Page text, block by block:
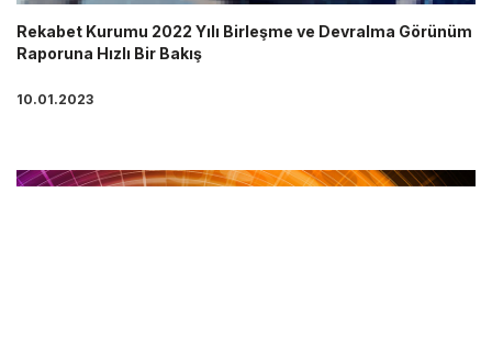
Rekabet Kurumu 2022 Yılı Birleşme ve Devralma Görünüm
Raporuna Hızlı Bir Bakış
10.01.2023